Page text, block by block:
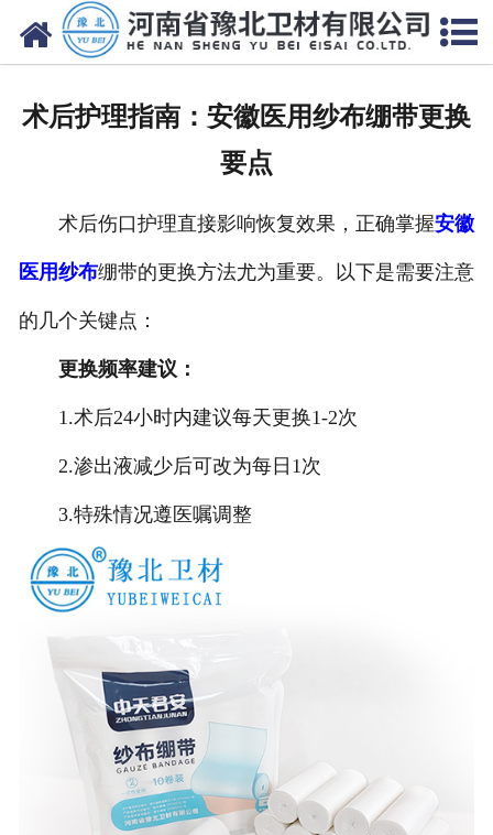
网站首页
联系我们
术后护理指南：安徽医用纱布绷带更换
要点
术后伤口护理直接影响恢复效果，正确掌握安徽
医用纱布绷带的更换方法尤为重要。以下是需要注意
的几个关键点：
更换频率建议：
1.术后24小时内建议每天更换1-2次
2.渗出液减少后可改为每日1次
3.特殊情况遵医嘱调整